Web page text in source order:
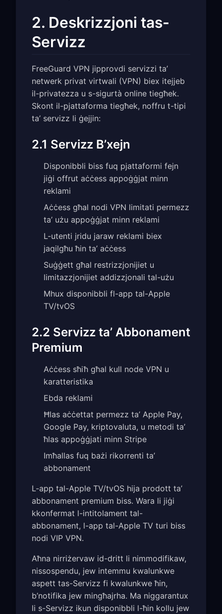
2. Deskrizzjoni tas-
Servizz
FreeGuard VPN jipprovdi servizzi ta’
netwerk privat virtwali (VPN) biex itejjeb
il-privatezza u s-sigurtà online tiegħek.
Skont il-pjattaforma tiegħek, noffru t-tipi
ta’ servizz li ġejjin:
2.1 Servizz B’xejn
Disponibbli biss fuq pjattaformi fejn
jiġi offrut aċċess appoġġjat minn
reklami
Aċċess għal nodi VPN limitati permezz
ta’ użu appoġġjat minn reklami
L-utenti jridu jaraw reklami biex
jaqilgħu ħin ta’ aċċess
Suġġett għal restrizzjonijiet u
limitazzjonijiet addizzjonali tal-użu
Mhux disponibbli fl-app tal-Apple
TV/tvOS
2.2 Servizz ta’ Abbonament
Premium
Aċċess sħiħ għal kull node VPN u
karatteristika
Ebda reklami
Ħlas aċċettat permezz ta’ Apple Pay,
Google Pay, kriptovaluta, u metodi ta’
ħlas appoġġjati minn Stripe
Imħallas fuq bażi rikorrenti ta’
abbonament
L-app tal-Apple TV/tvOS hija prodott ta’
abbonament premium biss. Wara li jiġi
kkonfermat l-intitolament tal-
abbonament, l-app tal-Apple TV turi biss
nodi VIP VPN.
Aħna nirriżervaw id-dritt li nimmodifikaw,
nissospendu, jew intemmu kwalunkwe
aspett tas-Servizz fi kwalunkwe ħin,
b’notifika jew mingħajrha. Ma niggarantux
li s-Servizz ikun disponibbli l-ħin kollu jew